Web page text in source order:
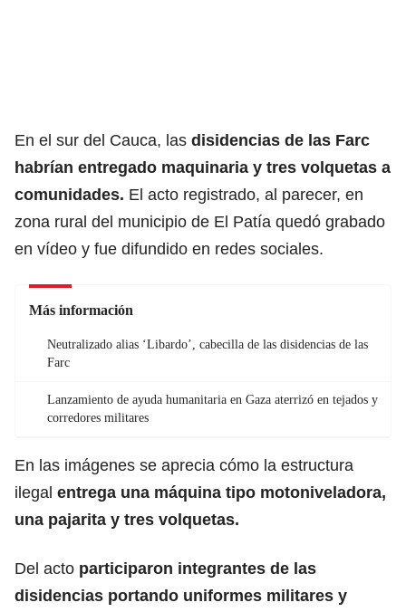
En el sur del Cauca, las disidencias de las Farc
habrían entregado maquinaria y tres volquetas a
comunidades. El acto registrado, al parecer, en
zona rural del municipio de El Patía quedó grabado
en vídeo y fue difundido en redes sociales.
Más información
Neutralizado alias ‘Libardo’, cabecilla de las disidencias de las
Farc
Lanzamiento de ayuda humanitaria en Gaza aterrizó en tejados y
corredores militares
En las imágenes se aprecia cómo la estructura
ilegal entrega una máquina tipo motoniveladora,
una pajarita y tres volquetas.
Del acto participaron integrantes de las
disidencias portando uniformes militares y